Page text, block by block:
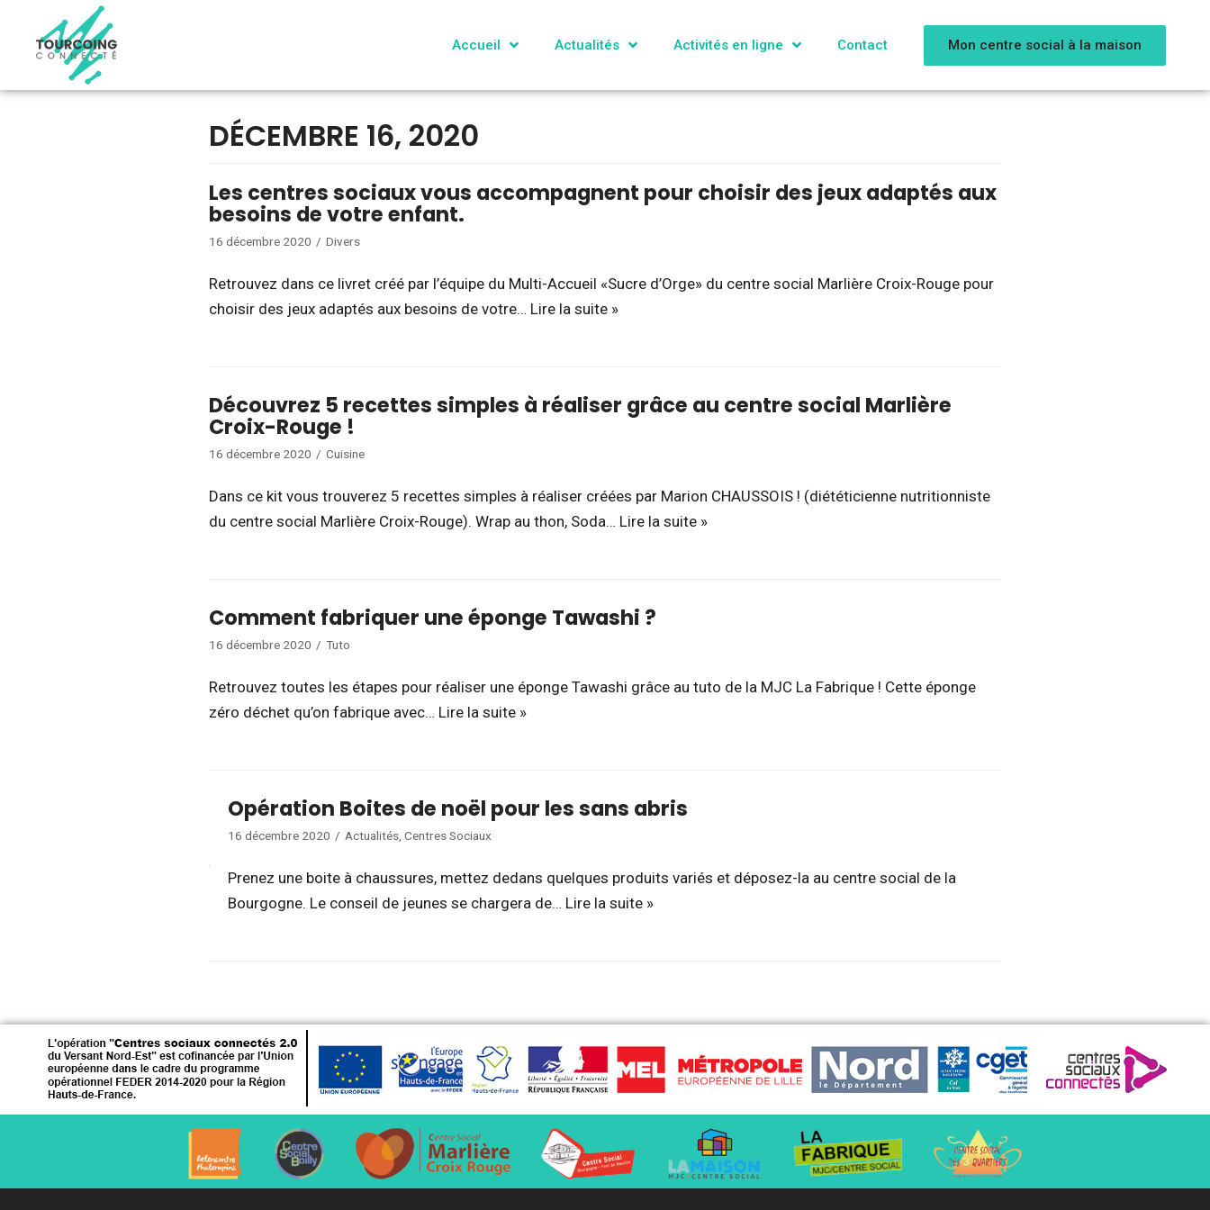
Aller
contenu
Accueil Actualités Activités en ligne Contact Mon centre social à la maison
DÉCEMBRE 16, 2020
Les centres sociaux vous accompagnent pour choisir des jeux adaptés aux
besoins de votre enfant.
16 décembre 2020 Divers
Retrouvez dans ce livret créé par l’équipe du Multi-Accueil «Sucre d’Orge» du centre social Marlière Croix-Rouge pour
choisir des jeux adaptés aux besoins de votre… Lire la suite »
Découvrez 5 recettes simples à réaliser grâce au centre social Marlière
Croix-Rouge !
16 décembre 2020 Cuisine
Dans ce kit vous trouverez 5 recettes simples à réaliser créées par Marion CHAUSSOIS ! (diététicienne nutritionniste
du centre social Marlière Croix-Rouge). Wrap au thon, Soda… Lire la suite »
Comment fabriquer une éponge Tawashi ?
16 décembre 2020 Tuto
Retrouvez toutes les étapes pour réaliser une éponge Tawashi grâce au tuto de la MJC La Fabrique ! Cette éponge
zéro déchet qu’on fabrique avec… Lire la suite »
Opération Boites de noël pour les sans abris
16 décembre 2020 Actualités Centres Sociaux
Prenez une boite à chaussures, mettez dedans quelques produits variés et déposez-la au centre social de la
Bourgogne. Le conseil de jeunes se chargera de… Lire la suite »